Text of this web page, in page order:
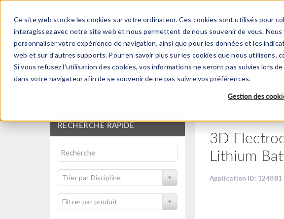
Ce site web stocke les cookies sur votre ordinateur. Ces cookies sont utilisés pour
interagissez avec notre site web et nous permettent de nous souvenir de vous.
personnaliser votre expérience de navigation, ainsi que pour les données et les
web et sur d'autres supports. Pour en savoir plus sur les cookies que nous utilisons,
Si vous refusez l'utilisation des cookies, vos informations ne seront pas suivies lors
dans votre navigateur afin de se souvenir de ne pas suivre vos préférences.
Gestion des
PRODUITS
Bibliothèque d'Applications
RECHERCHE RAPIDE
Trier par Discipline
Filtrer par produit
3D
Lithium
Application ID: 124881